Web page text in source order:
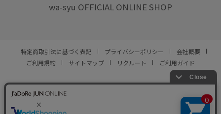
wa-syu OFFICIAL ONLINE SHOP
特定商取引法に基づく表記 プライバシーポリシー
会社概要
ご利用規約
サイトマップ リクルート ご利用ガイド
© JUN CO.,LTD. ALL RIGHTS RESERVED.